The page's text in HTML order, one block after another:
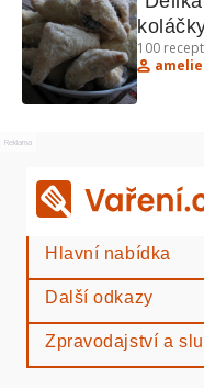
100
Reklama
Hlavní nabídka
Další odkazy
Zpravodajství a